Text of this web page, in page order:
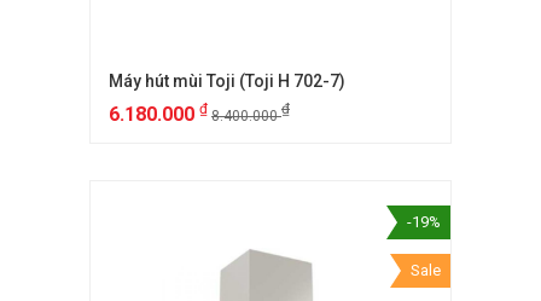
Máy hút mùi Toji (Toji H 702-7)
6.180.000 ₫ 8.400.000₫
-19%
Sale